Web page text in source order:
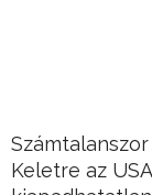
Keletre az